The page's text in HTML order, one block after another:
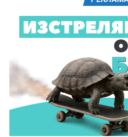
61-годишен мъж от
загуби живота след като
Тежкият инцидент е станал в
10.00 часа в прохода Шипка.
мотористът е
На място незабавно е бил
екип, който установил
е бил транспортиран в
по-късно починал.